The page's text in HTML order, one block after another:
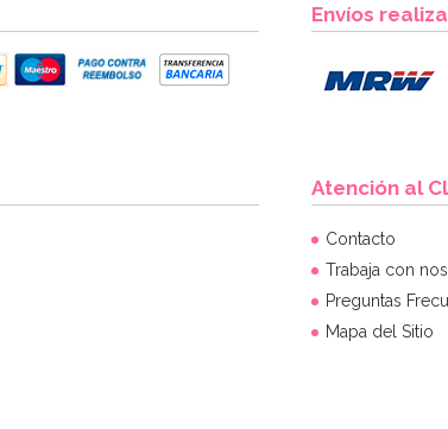
Envíos
Atención al
Contacto
Trabaja con
Preguntas
Mapa del Sitio